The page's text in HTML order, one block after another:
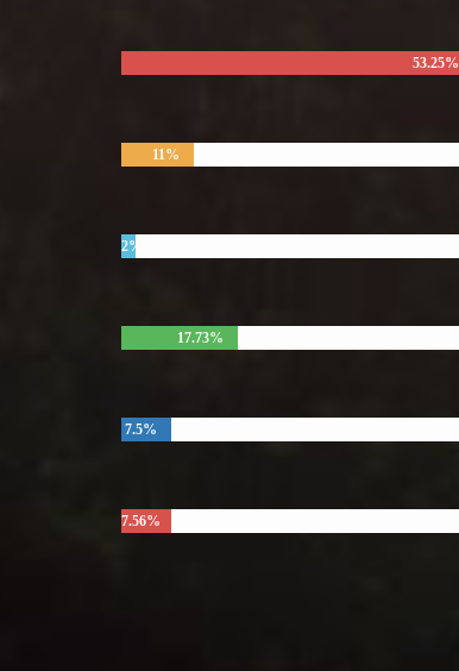
53.25%
11%
2%
17.73%
7.5%
7.56%